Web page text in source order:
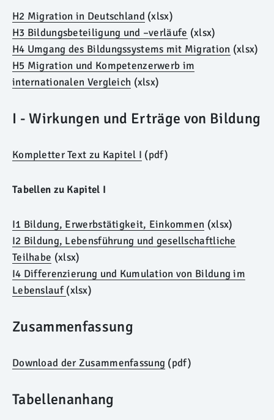
H2 Migration in Deutschland (xlsx)
H3 Bildungsbeteiligung und –verläufe (xlsx)
H4 Umgang des Bildungssystems mit Migration (xlsx)
H5 Migration und Kompetenzerwerb im
internationalen Vergleich (xlsx)
I - Wirkungen und Erträge von Bildung
Kompletter Text zu Kapitel I (pdf)
Tabellen zu Kapitel I
I1 Bildung, Erwerbstätigkeit, Einkommen (xlsx)
I2 Bildung, Lebensführung und gesellschaftliche
Teilhabe (xlsx)
I4 Differenzierung und Kumulation von Bildung im
Lebenslauf(xlsx)
Zusammenfassung
Download der Zusammenfassung (pdf)
Tabellenanhang